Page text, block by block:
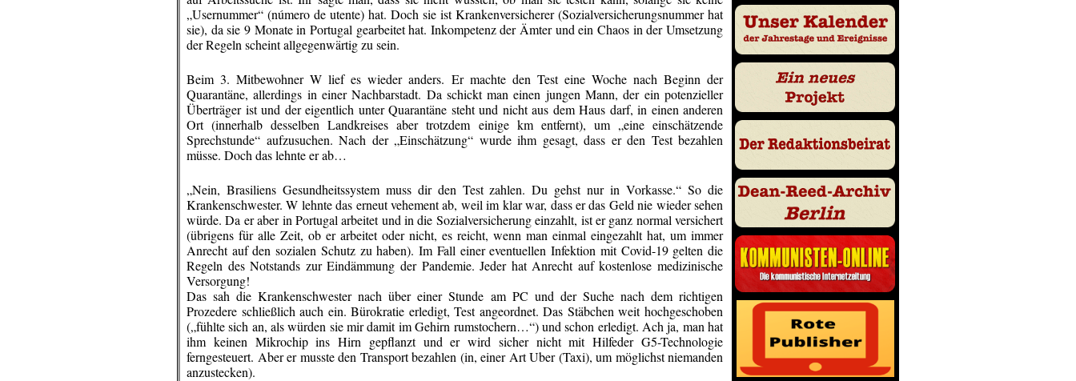
„Usernummer“ (número de utente) hat. Doch sie ist Krankenversicherer (Sozialversicherungsnummer hat
sie), da sie 9 Monate in Portugal gearbeitet hat. Inkompetenz der Ämter und ein Chaos in der Umsetzung
derRegeln scheintallgegenwärtig zu sein.
Beim 3.Mitbewohner W lief es wieder anders. Er machte den Test eine Woche nach Beginn der
Quarantäne, allerdings in einer Nachbarstadt. Da schickt man einen jungen Mann, der ein potenzieller
Überträger ist und der eigentlich unter Quarantäne steht und nicht aus dem Haus darf, in einen anderen
Ort (innerhalbdesselben Landkreises aber trotzdem einige km entfernt), um„eine einschätzende
Sprechstunde“ aufzusuchen. Nach der „Einschätzung“ wurde ihm gesagt, dass er den Test bezahlen
müsse. Doch das lehnte er ab…
„Nein, Brasiliens Gesundheitssystem muss dir den Test zahlen. Du gehst nur in Vorkasse.“ So die
Krankenschwester. W lehnte das erneut vehement ab, weil im klar war, dass er das Geld nie wieder sehen
würde. Da er aber in Portugal arbeitet und in die Sozialversicherung einzahlt, ist er ganz normal versichert
(übrigens für alle Zeit, ob er arbeitet oder nicht, es reicht, wenn man einmal eingezahlt hat, um immer
Anrecht auf den sozialen Schutz zu haben). Im Fall einer eventuellen Infektion mit Covid-19 gelten die
Regeln des Notstands zur Eindämmung der Pandemie. Jeder hat Anrecht auf kostenlose medizinische
Versorgung!
Das sah die Krankenschwester nach über einer Stunde am PC und der Suche nach dem richtigen
Prozedere schließlich auch ein. Bürokratie erledigt, Test angeordnet. Das Stäbchen weit hochgeschoben
(„fühlte sich an, als würden sie mir damit im Gehirn rumstochern…“) und schon erledigt. Ach ja, man hat
ihm keinen Mikrochip ins Hirn gepflanzt und er wird sicher nicht mit Hilfeder G5-Technologie
ferngesteuert. Aber er musste den Transport bezahlen (in, einerArt Uber (Taxi), um möglichst niemanden
anzustecken).